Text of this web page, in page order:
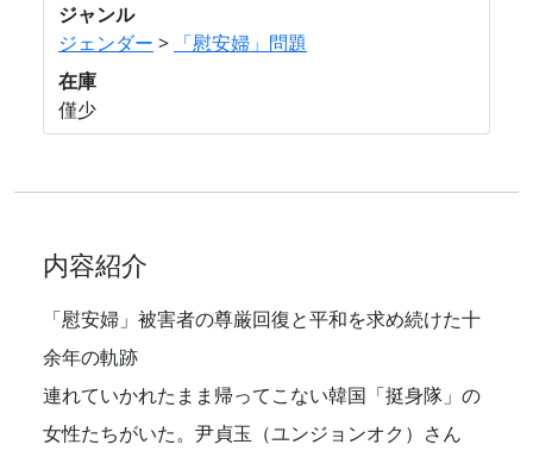
ジャンル
ジェンダー > 「慰安婦」問題
在庫
僅少
内容紹介
「慰安婦」被害者の尊厳回復と平和を求め続けた十
余年の軌跡
連れていかれたまま帰ってこない韓国「挺身隊」の
女性たちがいた。尹貞玉（ユンジョンオク）さん